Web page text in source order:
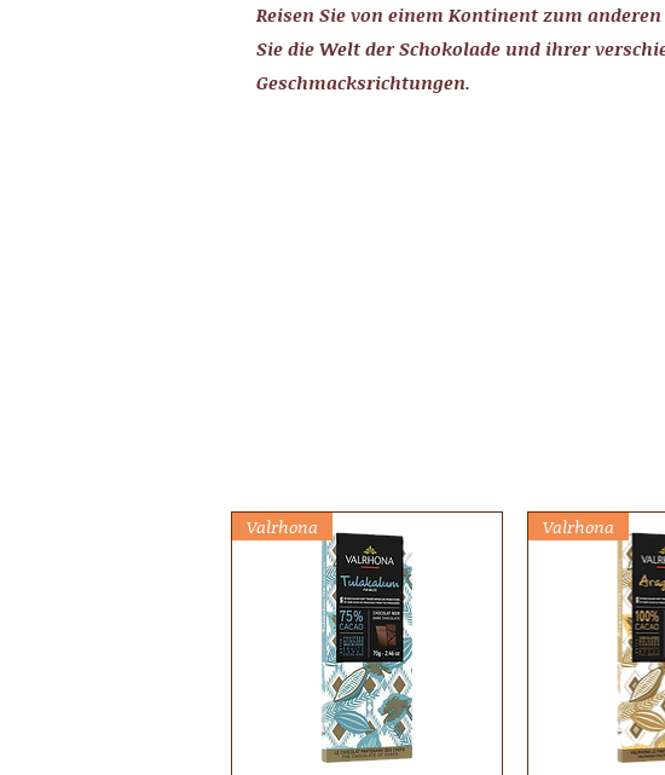
Reisen Sie von einem Kontinent zum
Sie die Welt der Schokolade und ihrer
Geschmacksrichtungen.
Valrhona Valrhona